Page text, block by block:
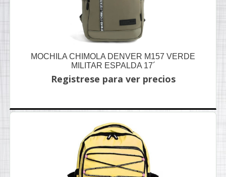
MOCHILA CHIMOLA DENVER M157 VERDE
MILITAR ESPALDA 17´
Registrese para ver precios